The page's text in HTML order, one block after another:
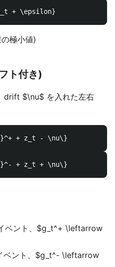
極小値)
ト付き)
drift $\nu$ を入れた左右
ベント、$g_t^+ \leftarrow
ベント、$g_t^- \leftarrow